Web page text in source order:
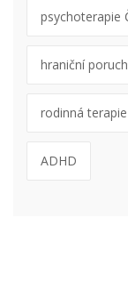
psychoterapie
hraniční
rodinná terapie
ADHD